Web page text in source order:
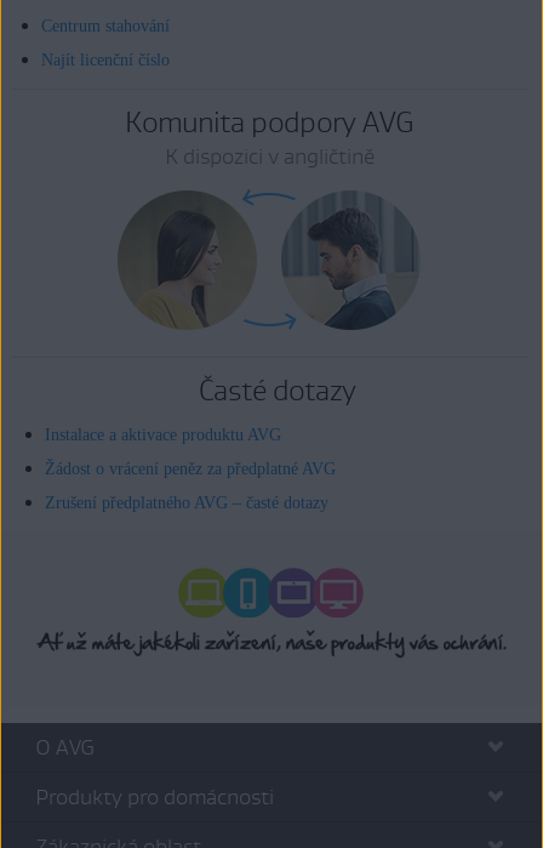
Centrum stahování
Najít licenční číslo
Komunita podpory AVG
K dispozici v angličtině
Časté dotazy
Instalace a aktivace produktu AVG
Žádost o vrácení peněz za předplatné AVG
Zrušení předplatného AVG – časté dotazy
O AVG
Produkty pro domácnosti